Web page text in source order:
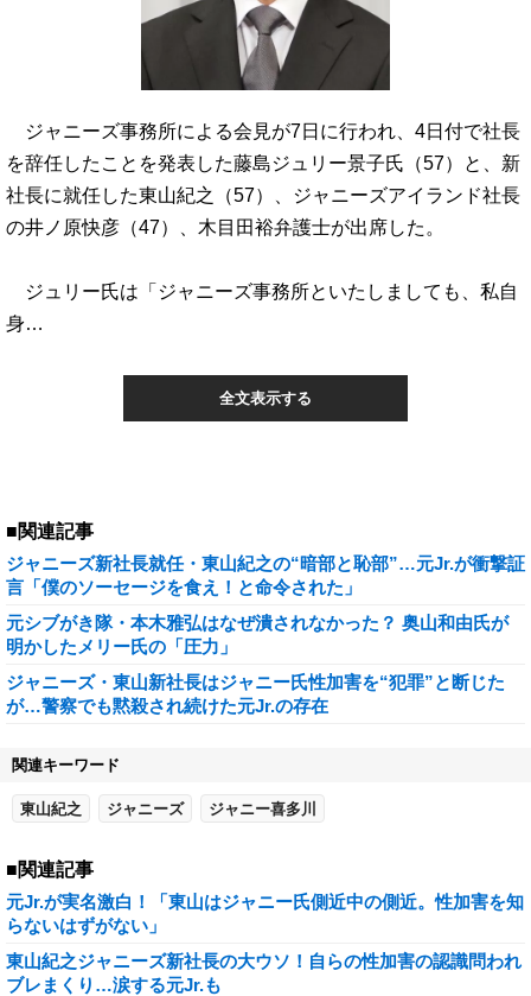
ジャニーズ事務所による会見が7日に行われ、4日付で社長
を辞任したことを発表した藤島ジュリー景子氏（57）と、新
社長に就任した東山紀之（57）、ジャニーズアイランド社長
の井ノ原快彦（47）、木目田裕弁護士が出席した。
ジュリー氏は「ジャニーズ事務所といたしましても、私自
身…
全文表示する
■関連記事
ジャニーズ新社長就任・東山紀之の“暗部と恥部”…元Jr.が衝撃証
言「僕のソーセージを食え！と命令された」
元シブがき隊・本木雅弘はなぜ潰されなかった？ 奥山和由氏が
明かしたメリー氏の「圧力」
ジャニーズ・東山新社長はジャニー氏性加害を“犯罪”と断じた
が…警察でも黙殺され続けた元Jr.の存在
関連キーワード
東山紀之 ジャニーズ ジャニー喜多川
■関連記事
元Jr.が実名激白！「東山はジャニー氏側近中の側近。性加害を知
らないはずがない」
東山紀之ジャニーズ新社長の大ウソ！自らの性加害の認識問われ
ブレまくり…涙する元Jr.も